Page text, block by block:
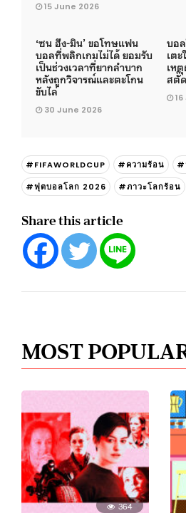
15 June 2026
‘ซน ฮึง-มิน’ ขอโทษแฟน
บอลที่พลิกเกมไม่ได้ ยอมรับ
เป็นช่วงเวลาที่ยากลำบาก
หลังถูกวิจารณ์และตะโกน
ขับไล่
30 June 2026
บอ
เต
เห
สตั๊
#FIFAWORLDCUP #ความร้อน
#
#ฟุตบอลโลก 2026
#ภาวะโลกร้อน
Share this article
MOST
364